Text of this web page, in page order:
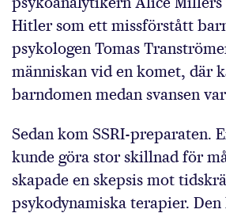
Hitler som ett missförstått
psykologen Tomas
människan vid en komet, där
barndomen medan svansen
Sedan kom SSRI-preparaten.
kunde göra stor skillnad för
skapade en skepsis mot
psykodynamiska terapier.